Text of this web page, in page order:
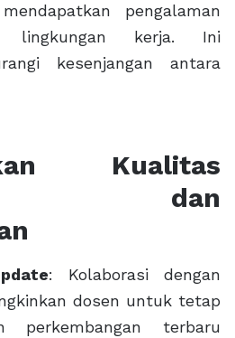
pengalaman
lingkungan kerja. Ini
kesenjangan antara
Kualitas
dan
: Kolaborasi dengan
dosen untuk tetap
perkembangan terbaru